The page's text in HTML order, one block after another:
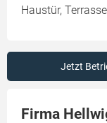
Haustür,
Jetzt
Firma